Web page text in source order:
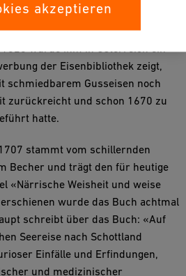
GF Fittings aus Temperguss.
schon vorher mit diesem
der Eisenbibliothek zeigt,
schmiedbarem Gusseisen noch
zurückreicht und schon 1670 zu
hatte.
stammt vom schillernden
Becher und trägt den für heutige
«Närrische Weisheit und weise
wurde das Buch achtmal
schreibt über das Buch: «Auf
Seereise nach Schottland
Einfälle und Erfindungen,
und medizinischer
akzeptieren